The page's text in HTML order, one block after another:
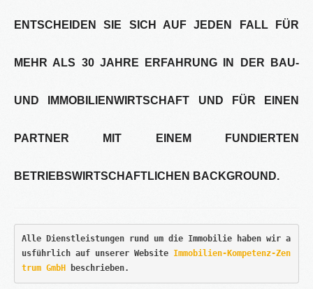
ENTSCHEIDEN SIE SICH AUF JEDEN FALL FÜR
MEHR ALS 30 JAHRE ERFAHRUNG IN DER BAU-
UND IMMOBILIENWIRTSCHAFT UND FÜR EINEN
PARTNER MIT EINEM FUNDIERTEN
BETRIEBSWIRTSCHAFTLICHEN BACKGROUND.
Alle Dienstleistungen rund um die Immobilie haben wir a
usführlich auf unserer Website Immobilien-Kompetenz-Zen
trum GmbH beschrieben.